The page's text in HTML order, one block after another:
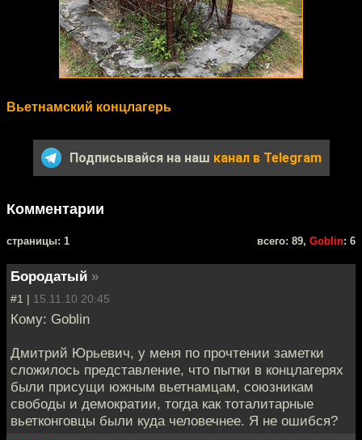
Вьетнамский концлагерь
Подписывайся на наш канал в Telegram
Комментарии
cтраницы: 1 всего: 89, Goblin: 6
Бородатый »
#1 | 15.11.10 20:45
Кому: Goblin
Дмитрий Юрьевич, у меня по прочтении заметки
сложилось представление, что пытки в концлагерях
были присущи южным вьетнамцам, союзникам
свободы и демократии, тогда как тоталитарные
вьетконговцы были куда человечнее. Я не ошибся?